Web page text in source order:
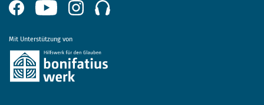
Mit Unterstützung von